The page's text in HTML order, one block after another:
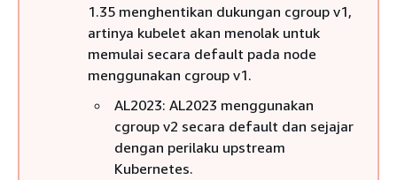
1.35 menghentikan dukungan cgroup v1,
artinya kubelet akan menolak untuk
memulai secara default pada node
menggunakan cgroup v1.
AL2023: AL2023 menggunakan
cgroup v2 secara default dan sejajar
dengan perilaku upstream
Kubernetes.